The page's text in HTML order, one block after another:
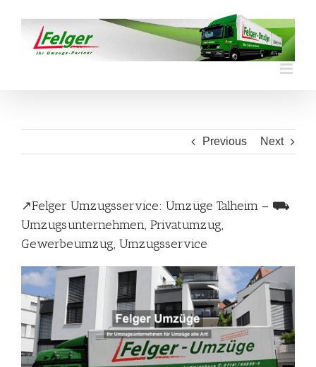
content
Previous Next
↗️Felger Umzugsservice: Umzüge Talheim – ⛟
Umzugsunternehmen, Privatumzug,
Gewerbeumzug, Umzugsservice